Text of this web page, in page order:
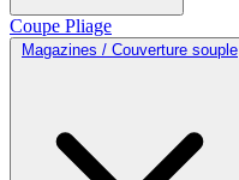
Coupe Pliage
Magazines / Couverture souple